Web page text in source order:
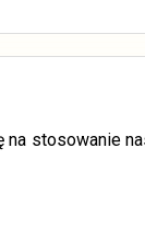
na stosowanie